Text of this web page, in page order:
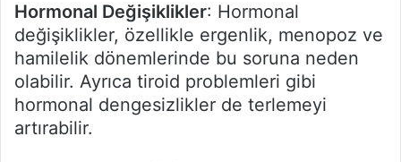
Hormonal Değişiklikler: Hormonal
değişiklikler, özellikle ergenlik, menopoz ve
hamilelik dönemlerinde bu soruna neden
olabilir. Ayrıca tiroid problemleri gibi
hormonal dengesizlikler de terlemeyi
artırabilir.